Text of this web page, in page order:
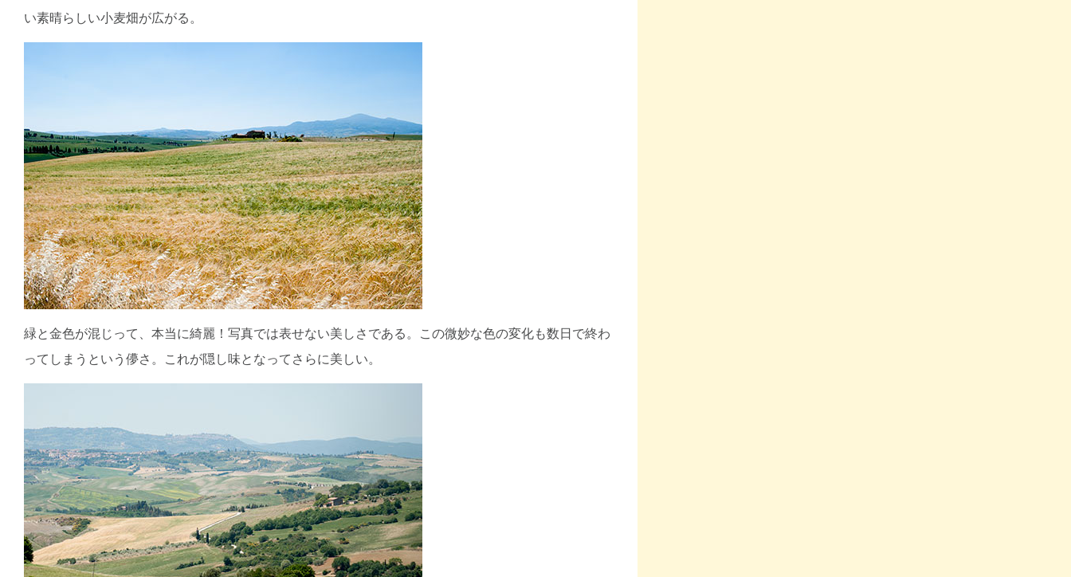
い素晴らしい小麦畑が広がる。
緑と金色が混じって、本当に綺麗！写真では表せない美しさである。この微妙な色の変化も数日で終わ
ってしまうという儚さ。これが隠し味となってさらに美しい。